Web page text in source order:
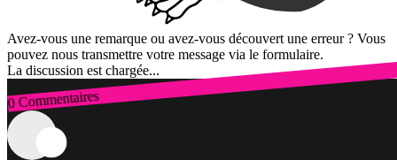
Avez-vous une remarque ou avez-vous découvert une erreur ? Vous
pouvez nous transmettre votre message via le formulaire.
La discussion est chargée...
0 Commentaires
Connexion